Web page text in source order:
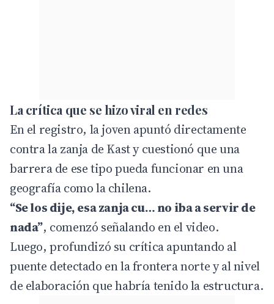
La crítica que se hizo viral en redes
En el registro, la joven apuntó directamente
contra la zanja de Kast y cuestionó que una
barrera de ese tipo pueda funcionar en una
geografía como la chilena.
“Se los dije, esa zanja cu… no iba a servir de
nada”, comenzó señalando en el video.
Luego, profundizó su crítica apuntando al
puente detectado en la frontera norte y al nivel
de elaboración que habría tenido la estructura.